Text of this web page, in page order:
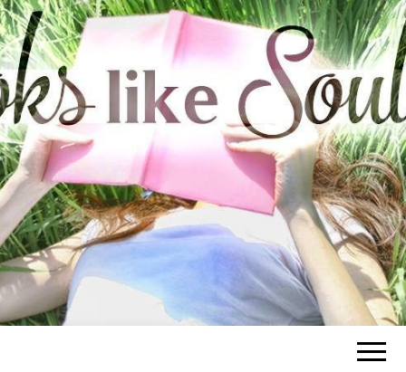
BOOKS LIKE
SOULMATE